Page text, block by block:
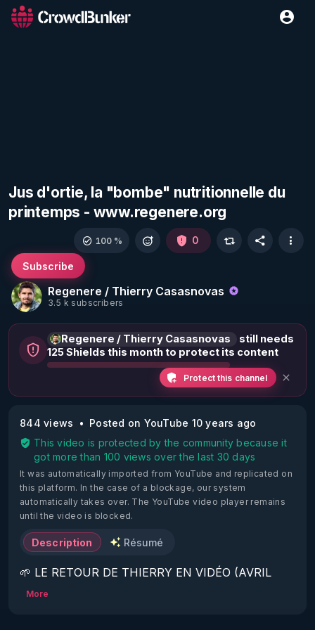
Jus d'ortie, la "bombe" nutritionnelle du
printemps - www.regenere.org
Regenere / Thierry Casasnovas
3.5 k subscribers
Subscribe
100 % 0
Regenere / Thierry Casasnovas
still needs
125 Shields this month to protect its content
Protect this channel
844 views
Posted on YouTube 10 years ago
This video is protected by the community because it
got more than 100 views over the last 30 days
It was automatically imported from YouTube and replicated on
this platform. In the case of a blockage, our system
automatically takes over. The YouTube video player remains
until the video is blocked.
Description Résumé
🌱 LE RETOUR DE THIERRY EN VIDÉO (AVRIL
2022)!
More